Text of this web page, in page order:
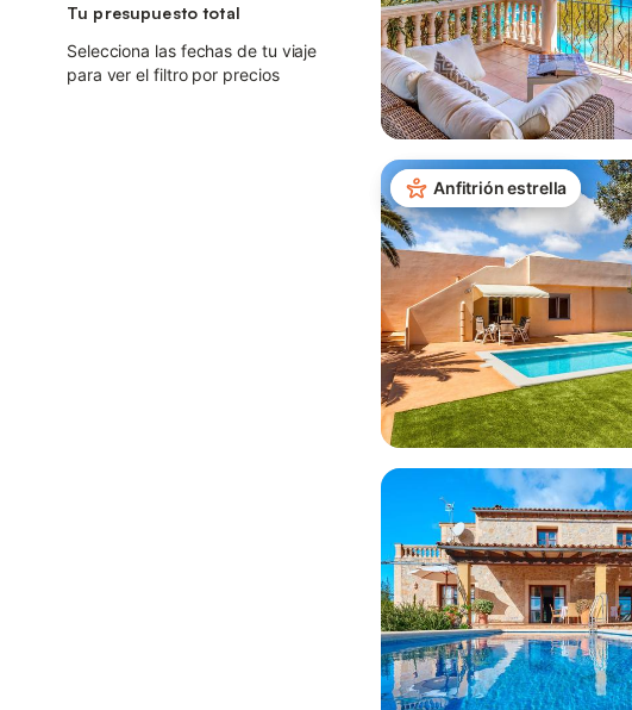
Tu presupuesto total
Selecciona las fechas de tu viaje
para ver el filtro por precios
Anfitrión estrella